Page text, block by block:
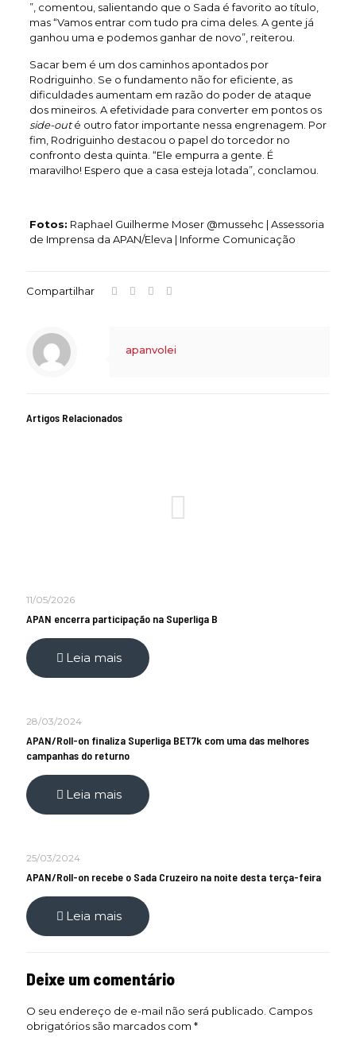
”, comentou, salientando que o Sada é favorito ao título,
mas “Vamos entrar com tudo pra cima deles. A gente já
ganhou uma e podemos ganhar de novo”, reiterou.
Sacar bem é um dos caminhos apontados por
Rodriguinho. Se o fundamento não for eficiente, as
dificuldades aumentam em razão do poder de ataque
dos mineiros. A efetividade para converter em pontos os
side-outé outro fator importante nessa engrenagem. Por
fim, Rodriguinho destacou o papel do torcedor no
confronto desta quinta. “Ele empurra a gente. É
maravilho! Espero que a casa esteja lotada”, conclamou.
Fotos: Raphael Guilherme Moser @mussehc | Assessoria
de Imprensa da APAN/Eleva | Informe Comunicação
Compartilhar
apanvolei
Artigos Relacionados
11/05/2026
APAN encerra participação na Superliga B
Leia mais
28/03/2024
APAN/Roll-on finaliza Superliga BET7k com uma das melhores
campanhas do returno
Leia mais
25/03/2024
APAN/Roll-on recebe o Sada Cruzeiro na noite desta terça-feira
Leia mais
Deixe um comentário
O seu endereço de e-mail não será publicado. Campos
obrigatórios são marcados com *